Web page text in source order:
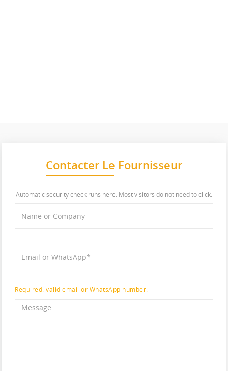
Contacter Le Fournisseur
Automatic security check runs here. Most visitors do not need to click.
Required: valid email or WhatsApp number.